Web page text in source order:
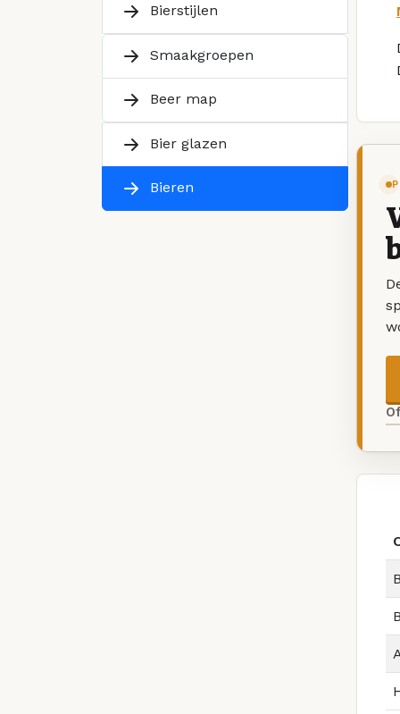
Bierstijlen
Smaakgroepen
Beer map
Bier glazen
Bieren